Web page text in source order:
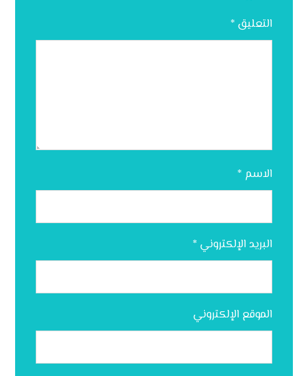
التعليق *
الاسم *
البريد الإلكتروني *
الموقع الإلكتروني